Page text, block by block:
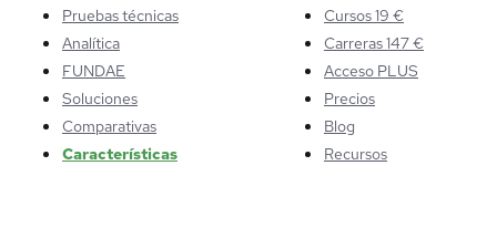
Pruebas técnicas
Analítica
FUNDAE
Soluciones
Comparativas
Características
Cursos 19 €
Carreras 147 €
Acceso PLUS
Precios
Blog
Recursos